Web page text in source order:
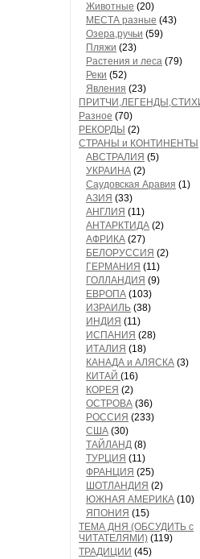
Животные (20)
МЕСТА разные (43)
Озера,ручьи (59)
Пляжи (23)
Растения и леса (79)
Реки (52)
Явления (23)
Разное (70)
РЕКОРДЫ (2)
СТРАНЫ и КОНТИНЕНТЫ
АВСТРАЛИЯ (5)
УКРАИНА (2)
Саудовская Аравия (1)
АЗИЯ (33)
АНГЛИЯ (11)
АНТАРКТИДА (2)
АФРИКА (27)
БЕЛОРУССИЯ (2)
ГЕРМАНИЯ (11)
ГОЛЛАНДИЯ (9)
ЕВРОПА (103)
ИЗРАИЛЬ (38)
ИНДИЯ (11)
ИСПАНИЯ (28)
ИТАЛИЯ (18)
КАНАДА и АЛЯСКА (3)
КИТАЙ (16)
КОРЕЯ (2)
ОСТРОВА (36)
РОССИЯ (233)
США (30)
ТАЙЛАНД (8)
ТУРЦИЯ (11)
ФРАНЦИЯ (25)
ШОТЛАНДИЯ (2)
ЮЖНАЯ АМЕРИКА (10)
ЯПОНИЯ (15)
ТЕМА ДНЯ (ОБСУДИТЬ с
ЧИТАТЕЛЯМИ) (119)
ТРАДИЦИИ (45)